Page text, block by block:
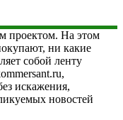
проектом. На этом
ни какие
собой ленту
искажения,
новостей